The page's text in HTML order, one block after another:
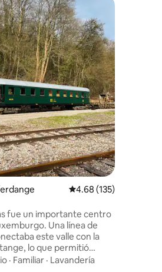
de 5, 93 reseñas
Calificación promedio:
4.68 (135)
fue un importante centro
Una línea de
este valle con la
lo que permitió
de toneladas de
· Familiar · Lavandería